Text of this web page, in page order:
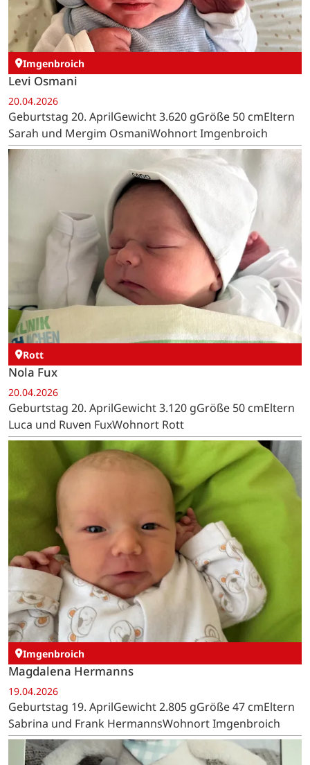
Imgenbroich
Levi Osmani
20.04.2026
Geburtstag 20. AprilGewicht 3.620 gGröße 50 cmEltern
Sarah und Mergim OsmaniWohnort Imgenbroich
Rott
Nola Fux
20.04.2026
Geburtstag 20. AprilGewicht 3.120 gGröße 50 cmEltern
Luca und Ruven FuxWohnort Rott
Imgenbroich
Magdalena Hermanns
19.04.2026
Geburtstag 19. AprilGewicht 2.805 gGröße 47 cmEltern
Sabrina und Frank HermannsWohnort Imgenbroich